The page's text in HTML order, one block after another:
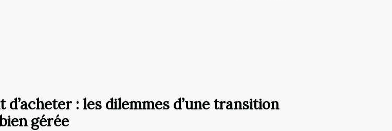
d’acheter : les dilemmes d’une transition
gérée